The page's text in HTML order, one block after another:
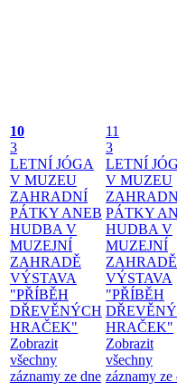
10
3
LETNÍ JÓGA
V MUZEU
ZAHRADNÍ
PÁTKY ANEB
HUDBA V
MUZEJNÍ
ZAHRADĚ
VÝSTAVA
"PŘÍBĚH
DŘEVĚNÝCH
HRAČEK"
Zobrazit
všechny
záznamy ze dne
11
3
LETNÍ
V MUZEU
PÁTKY
HUDBA V
MUZEJNÍ
ZAHRADĚ
VÝSTAVA
"PŘÍBĚH
HRAČEK"
Zobrazit
všechny
záznamy ze